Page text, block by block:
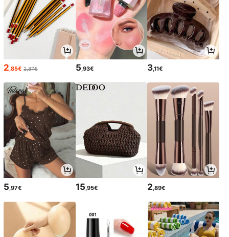
2,85€ 2,87€ 5,93€ 3,11€
5 ,97€ 15 ,95€ 2 ,89€